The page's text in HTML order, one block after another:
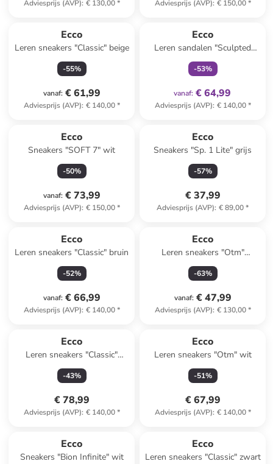
Adviesprijs (AVP): € 130,00* Adviesprijs (AVP): € 150,00*
Ecco
Leren sneakers "Classic" beige
-55%
vanaf: € 61,99
Adviesprijs (AVP): € 140,00*
Ecco
Leren sandalen "Sculpted
Alba" crème
-53%
vanaf: € 64,99
Adviesprijs (AVP): € 140,00*
Ecco
Sneakers "SOFT 7" wit
-50%
vanaf: € 73,99
Adviesprijs (AVP): € 150,00*
Ecco
Sneakers "Sp. 1 Lite" grijs
-57%
€ 37,99
Adviesprijs (AVP): € 89,00*
Ecco
Leren sneakers "Classic" bruin
-52%
vanaf: € 66,99
Adviesprijs (AVP): € 140,00*
Ecco
Leren sneakers "Otm"
donkerblauw
-63%
vanaf: € 47,99
Adviesprijs (AVP): € 130,00*
Ecco
Leren sneakers "Classic"
donkerblauw
-43%
€ 78,99
Adviesprijs (AVP): € 140,00*
Ecco
Leren sneakers "Otm" wit
-51%
€ 67,99
Adviesprijs (AVP): € 140,00*
Ecco
Sneakers "Bion Infinite" wit
Ecco
Leren sneakers "Classic" zwart